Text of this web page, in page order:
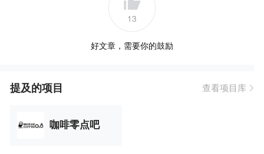
13
好文章，需要你的鼓励
提及的项目 查看项目库
咖啡零点吧